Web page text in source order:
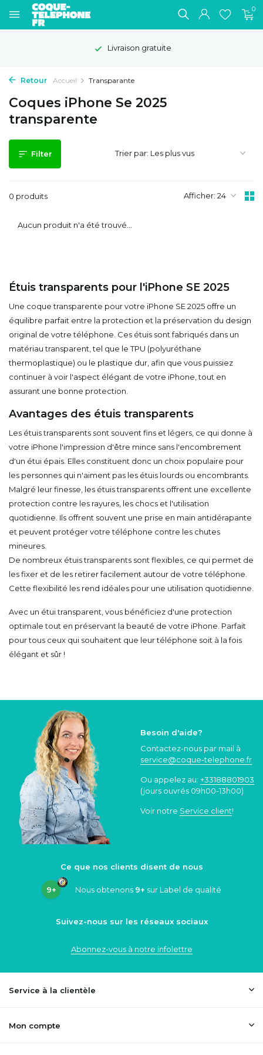
0
Livraison gratuite
Retour Accueil Transparante
Coques iPhone Se 2025
transparente
Filter
0 produits Afficher:
Trier par:
Aucun produit n'a été trouvé...
Étuis transparents pour l'iPhone SE 2025
Une coque transparente pour votre iPhone SE 2025 offre un
équilibre parfait entre la protection et la préservation du design
original de votre téléphone. Ces étuis sont fabriqués dans un
matériau transparent, tel que le TPU (polyuréthane
thermoplastique) ou le plastique dur, afin que vous puissiez
continuer à voir l'aspect élégant de votre iPhone, tout en
assurant une bonne protection.
Avantages des étuis transparents
Les étuis transparents sont souvent fins et légers, ce qui donne à
votre iPhone l'impression d'être mince sans l'encombrement
d'un étui épais. Elles constituent donc un choix populaire pour
les personnes qui n'aiment pas les étuis lourds ou encombrants.
Malgré leur finesse, les étuis transparents offrent une excellente
protection contre les rayures, les chocs et l'utilisation
quotidienne. Ils offrent souvent une prise en main antidérapante
et peuvent protéger votre téléphone contre les chutes
mineures.
De nombreux étuis transparents sont flexibles, ce qui permet de
les fixer et de les retirer facilement autour de votre téléphone.
Cette flexibilité les rend idéales pour une utilisation quotidienne.
Avec un étui transparent, vous bénéficiez d'une protection
optimale tout en préservant la beauté de votre iPhone. Parfait
pour tous ceux qui souhaitent que leur téléphone soit à la fois
élégant et sûr !
Besoin d'aide?
Contactez-nous par mail à
service@coque-telephone.fr
Ou appelez au: +33188801903
(jours ouvrés 09h00-13h00)
Voir notre Service client!
Ce que nos clients disent de nous
9+ Nous obtenons 9+ sur Label de qualité
Suivez-nous sur les réseaux sociaux
Abonnez-vous à notre infolettre
Service à la clientèle
Mon compte